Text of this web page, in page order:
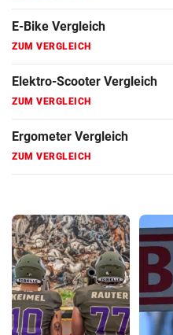
E-Bike Vergleich
ZUM VERGLEICH
Elektro-Scooter Vergleich
ZUM VERGLEICH
Ergometer Vergleich
ZUM VERGLEICH
Fahrradanhänger Vergleich
ZUM VERGLEICH
Faszienrolle Vergleich
ZUM VERGLEICH